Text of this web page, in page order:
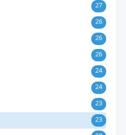
27
26
26
26
24
24
23
23